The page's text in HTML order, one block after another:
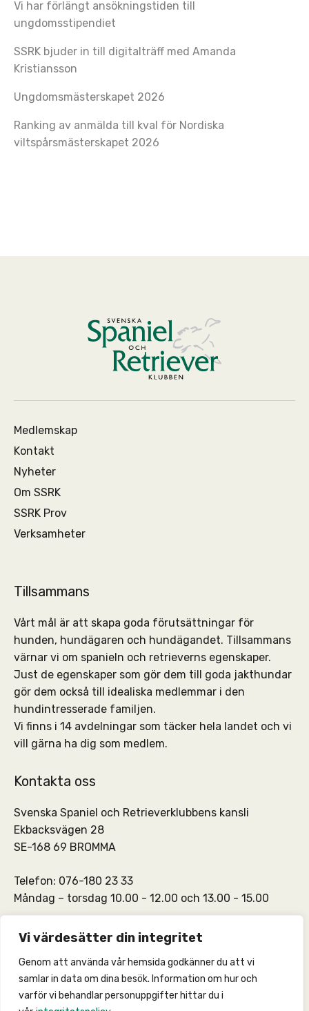
Vi värdesätter din integritet
Genom att använda vår hemsida godkänner du att vi
samlar in data om dina besök. Information om hur och
varför vi behandlar personuppgifter hittar du i
Vi har förlängt ansökningstiden till
ungdomsstipendiet
SSRK bjuder in till digitalträff med Amanda
Kristiansson
Ungdomsmästerskapet 2026
Ranking av anmälda till kval för Nordiska
viltspårsmästerskapet 2026
Medlemskap
Kontakt
Nyheter
Om SSRK
SSRK Prov
Verksamheter
Tillsammans
Vårt mål är att skapa goda förutsättningar för
hunden, hundägaren och hundägandet. Tillsammans
värnar vi om spanieln och retrieverns egenskaper.
Just de egenskaper som gör dem till goda jakthundar
gör dem också till idealiska medlemmar i den
hundintresserade familjen.
Vi finns i 14 avdelningar som täcker hela landet och vi
vill gärna ha dig som medlem.
Kontakta oss
Svenska Spaniel och Retrieverklubbens kansli
Ekbacksvägen 28
SE-168 69 BROMMA
Telefon: 076-180 23 33
Måndag – torsdag 10.00 - 12.00 och 13.00 - 15.00
SSRKs kansli och medlemskontakt: info@ssrk.se
SSRKs webmaster:webmaster@ssrk.se